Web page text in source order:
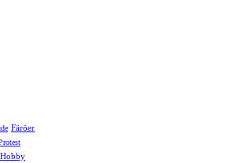
Färöer
Hobby